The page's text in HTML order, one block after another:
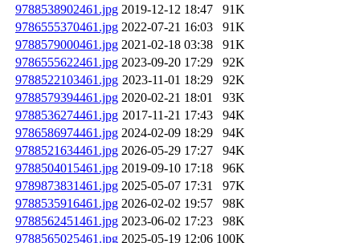
9788538902461.jpg 2019-12-12 18:47
91K
9786555370461.jpg 2022-07-21 16:03
91K
9788579000461.jpg 2021-02-18 03:38
91K
9786555622461.jpg 2023-09-20 17:29
92K
9788522103461.jpg 2023-11-01 18:29
92K
9788579394461.jpg 2020-02-21 18:01
93K
9788536274461.jpg 2017-11-21 17:43
94K
9786586974461.jpg 2024-02-09 18:29
94K
9788521634461.jpg 2026-05-29 17:27
94K
9788504015461.jpg 2019-09-10 17:18
96K
9789873831461.jpg 2025-05-07 17:31
97K
9788535916461.jpg 2026-02-02 19:57
98K
9788562451461.jpg 2023-06-02 17:23
98K
9788565025461.jpg 2025-05-19 12:06 100K